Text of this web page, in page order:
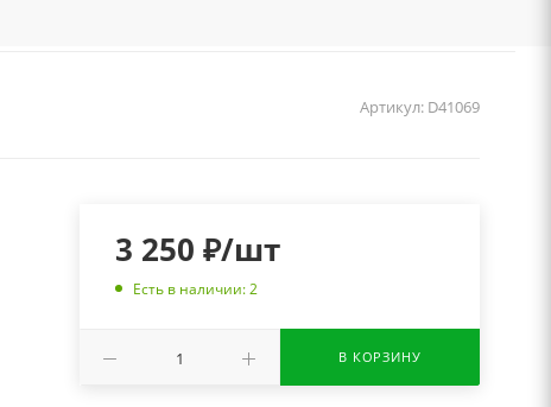
Артикул: D41069
3 250 ₽/шт
Есть в наличии: 2
В КОРЗИНУ